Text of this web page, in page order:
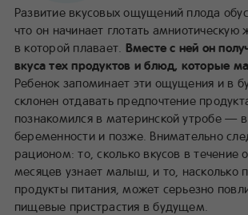
Развитие вкусовых ощущений плода
что он начинает глотать амниотическую
в которой плавает. Вместе с ней он
вкуса тех продуктов и блюд, которые
Ребенок запоминает эти ощущения и в
склонен отдавать предпочтение
познакомился в материнской утробе —
беременности и позже. Внимательно
рационом: то, сколько вкусов в течение
месяцев узнает малыш, и то, насколько
продукты питания, может серьезно
пищевые пристрастия в будущем.